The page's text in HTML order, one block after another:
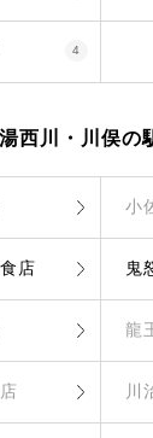
4
西川・川俣の
小
店 鬼
龍